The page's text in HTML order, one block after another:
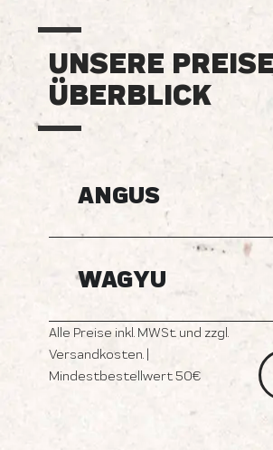
UNSERE
ÜBERBLICK
ANGUS
WAGYU
Alle Preise inkl. MWSt. und zzgl.
Versandkosten. |
Mindestbestellwert 50€